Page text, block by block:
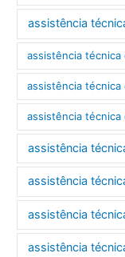
assistência
assistência
assistência
assistência técnica
assistência
assistência
assistência
assistência